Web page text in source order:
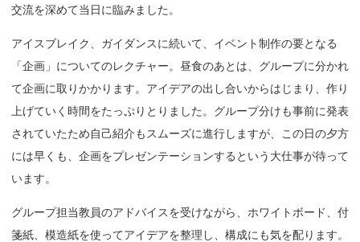
交流を深めて当日に臨みました。
アイスブレイク、ガイダンスに続いて、イベント制作の要となる
「企画」についてのレクチャー。昼食のあとは、グループに分かれ
て企画に取りかかります。アイデアの出し合いからはじまり、作り
上げていく時間をたっぷりとりました。グループ分けも事前に発表
されていたため自己紹介もスムーズに進行しますが、この日の夕方
には早くも、企画をプレゼンテーションするという大仕事が待って
います。
グループ担当教員のアドバイスを受けながら、ホワイトボード、付
箋紙、模造紙を使ってアイデアを整理し、構成にも気を配ります。